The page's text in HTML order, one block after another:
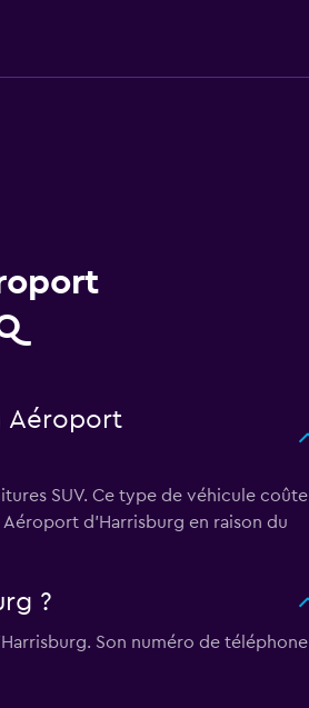
Aéroport
SUV. Ce type de véhicule coûte
Aéroport d'Harrisburg en raison du
?
Son numéro de téléphone